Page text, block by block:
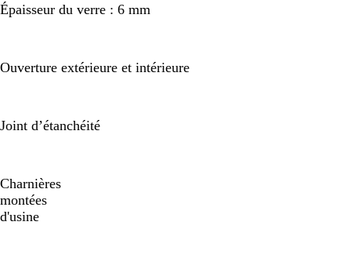
Épaisseur du verre : 6 mm
Ouverture extérieure et intérieure
Joint d’étanchéité
Charnières
montées
d'usine